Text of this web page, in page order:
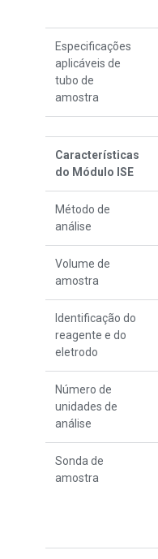
Especificações
aplicáveis de
tubo de
amostra
Características
do Módulo ISE
Método de
análise
Volume de
amostra
Identificação do
reagente e do
eletrodo
Número de
unidades de
análise
Sonda de
amostra